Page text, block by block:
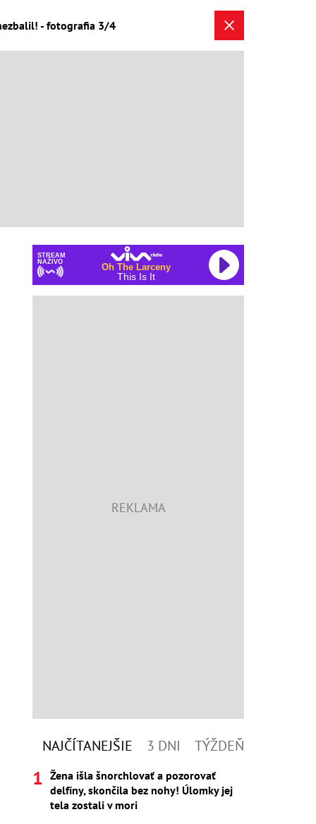
- fotografia 3/4
STREAM
NAŽIVO
Oh The Larceny
This Is It
NAJČÍTANEJŠIE 3 DNI TÝŽDEŇ
Žena išla šnorchlovať a pozorovať
delfíny, skončila bez nohy! Úlomky jej
tela zostali v mori